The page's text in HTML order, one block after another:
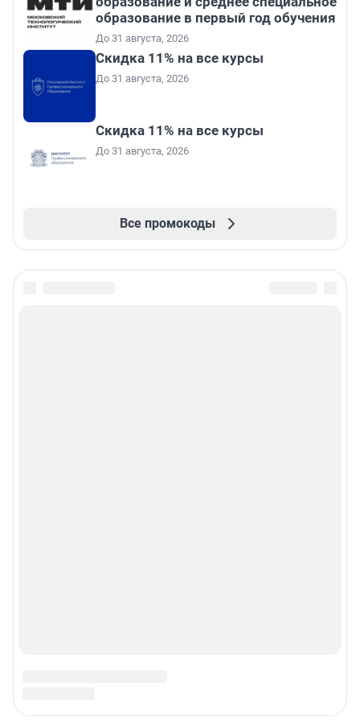
образование в первый год обучения
До 31 августа, 2026
Скидка 11% на все курсы
До 31 августа, 2026
Скидка 11% на все курсы
До 31 августа, 2026
Все промокоды